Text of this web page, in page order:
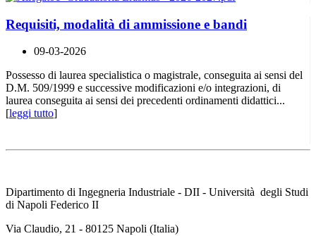
Requisiti, modalità di ammissione e bandi
09-03-2026
Possesso di laurea specialistica o magistrale, conseguita ai sensi del
D.M. 509/1999 e successive modificazioni e/o integrazioni, di
laurea conseguita ai sensi dei precedenti ordinamenti didattici...
[leggi tutto]
Dipartimento di Ingegneria Industriale - DII - Università degli Studi
di Napoli Federico II
Via Claudio, 21 - 80125 Napoli (Italia)